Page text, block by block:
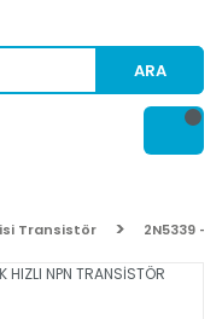
ARA
Transistör 2N5339 -